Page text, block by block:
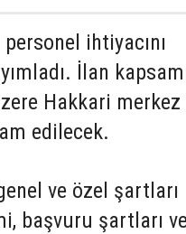
ihtiyacını
İlan
Hakkari merkez
edilecek.
ve özel şartları
başvuru şartları ve